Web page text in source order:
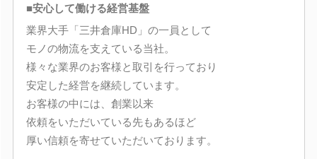
■安心して働ける経営基盤
業界大手「三井倉庫HD」の一員として
モノの物流を支えている当社。
様々な業界のお客様と取引を行っており
安定した経営を継続しています。
お客様の中には、創業以来
依頼をいただいている先もあるほど
厚い信頼を寄せていただいております。